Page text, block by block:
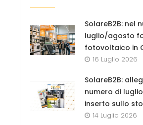
SolareB2B: nel
luglio/agosto
fotovoltaico in
16 Luglio 2026
SolareB2B:
numero di
inserto sullo
14 Luglio 2026